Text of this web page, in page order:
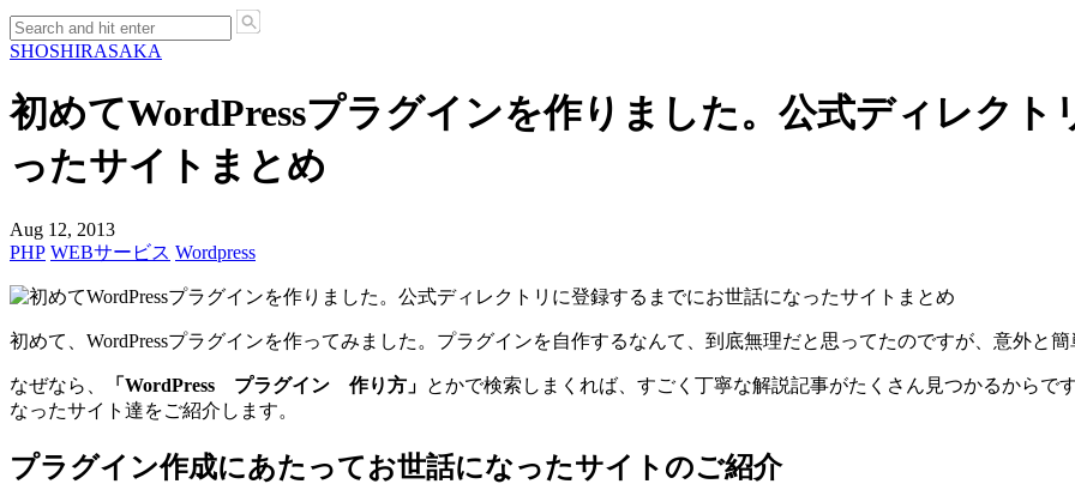
SHOSHIRASAKA
初めてWordPressプラグインを作りました。公式ディレク
ったサイトまとめ
Aug 12, 2013
PHP WEBサービス Wordpress
初めて、WordPressプラグインを作ってみました。プラグインを自作するなんて、到底無理だと思ってたのですが、意外と簡
なぜなら、 「WordPress プラグイン 作り方」 とかで検索しまくれば、すごく丁寧な解説記事がたくさん見つかるから
なったサイト達をご紹介します。
プラグイン作成にあたってお世話になったサイトのご紹介